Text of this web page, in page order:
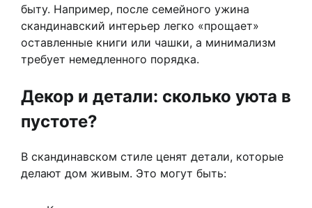
быту. Например, после семейного ужина
скандинавский интерьер легко «прощает»
оставленные книги или чашки, а минимализм
требует немедленного порядка.
Декор и детали: сколько уюта в
пустоте?
В скандинавском стиле ценят детали, которые
делают дом живым. Это могут быть: